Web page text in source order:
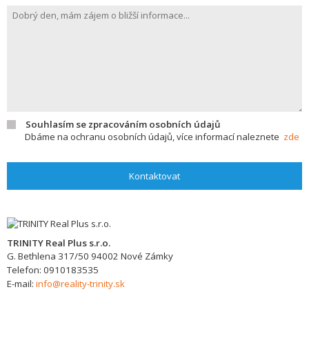
Souhlasím se zpracováním osobních údajů
Dbáme na ochranu osobních údajů, více informací naleznete zde
Kontaktovat
TRINITY Real Plus s.r.o.
G. Bethlena 317/50 94002 Nové Zámky
Telefon: 0910183535
E-mail: info@reality-trinity.sk